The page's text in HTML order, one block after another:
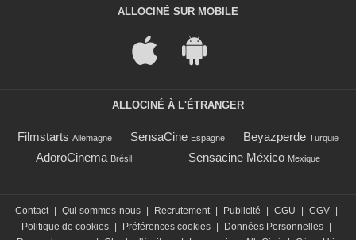
ALLOCINÉ SUR MOBILE
ALLOCINÉ À L'ÉTRANGER
Filmstarts Allemagne SensaCine Espagne Beyazperde Turquie
AdoroCinema Brésil Sensacine México Mexique
Contact Qui sommes-nous Recrutement Publicité CGU CGV
Politique de cookies
Préférences cookies Données Personnelles